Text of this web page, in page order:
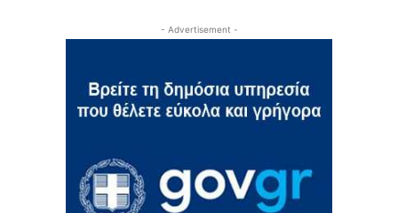
- Advertisement -